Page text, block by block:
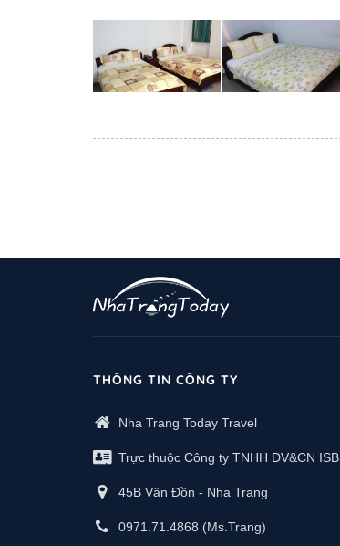
THÔNG TIN CÔNG TY
Nha Trang Today Travel
Trực thuộc Công ty TNHH DV&CN ISB
45B Vân Đồn - Nha Trang
0971.71.4868 (Ms.Trang)